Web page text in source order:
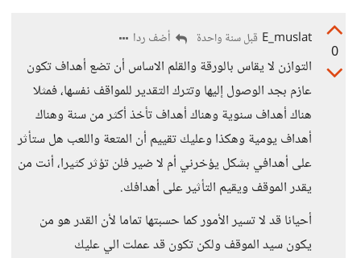
0
E_muslat قبل سنة واحدة أضف ردا
التوازن لا يقاس بالورقة والقلم الاساس أن تضع أهداف تكون
عازم بجد الوصول إليها وتترك التقدير للمواقف نفسها، فمثلا
هناك أهداف سنوية وهناك أهداف تأخذ أكثر من سنة وهناك
أهداف يومية وهكذا وعليك تقييم أن المتعة واللعب هل ستأثر
على أهدافي بشكل يؤخرني أم لا ضير فلن تؤثر كثيرا، أنت من
يقدر الموقف ويقيم التأثير على أهدافك.
أحيانا قد لا تسير الأمور كما حسبتها تماما لأن القدر هو من
يكون سيد الموقف ولكن تكون قد عملت الي عليك